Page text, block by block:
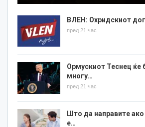
ВЛЕН: Охридскиот
пред 21 час
Ормускиот Теснец ќе
многу…
пред 21 час
Што да направите
е…